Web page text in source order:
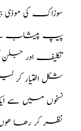
سوزاک کی موذی
پیپ پیشاب کے
تکلیف اور
شکل اختیار
نسخوں میں سے
نظر کر رھا